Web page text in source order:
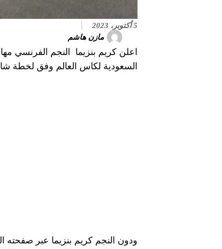
5 أكتوبر، 2023
مازن هاشم
اعلن كريم بنزيما النجم الفرنسي
السعودية لكاس العالم وفق لخطة
ودون النجم كريم بنزيما عبر صفحته